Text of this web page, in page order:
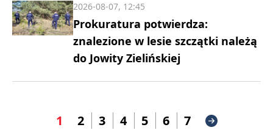
Prokuratura potwierdza:
znalezione w lesie szczątki należą
do Jowity Zielińskiej
2026-08-07, 12:45
1 2 3 4 5 6 7